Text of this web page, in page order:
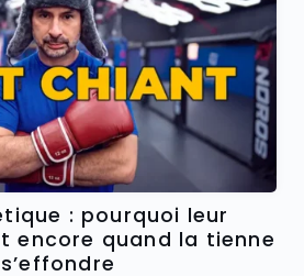
: pourquoi leur
encore quand la tienne
s’effondre